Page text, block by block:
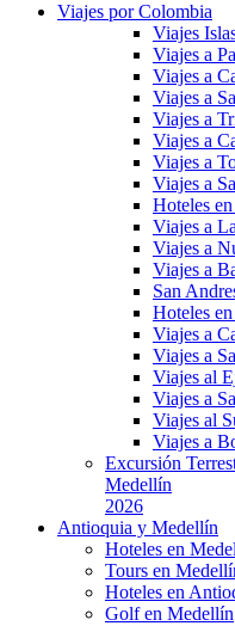
Viajes por Colombia
Viajes
Viajes a
Viajes a
Viajes a
Viajes a
Viajes a
Viajes a
Viajes a
Hoteles
Viajes a
Viajes a
Viajes a
San
Hoteles
Viajes a
Viajes a
Viajes al
Viajes a
Viajes al
Viajes a
Excursión
Medellín
2026
Antioquia y Medellín
Hoteles en
Tours en
Hoteles en
Golf en Medellín